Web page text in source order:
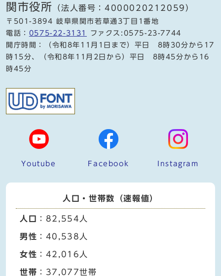
関市役所 （法人番号：4000020212059）
〒501-3894 岐阜県関市若草通3丁目1番地
電話： 0575-22-3131
ファクス:0575-23-7744
開庁時間：（令和8年11月1日まで）平日 8時30分から17
時15分、（令和8年11月2日から）平日 8時45分から16
時45分
Youtube Facebook Instagram
人口・世帯数（速報値）
人口 ：82,554人
男性 ：40,538人
女性 ：42,016人
世帯 ：37,077世帯